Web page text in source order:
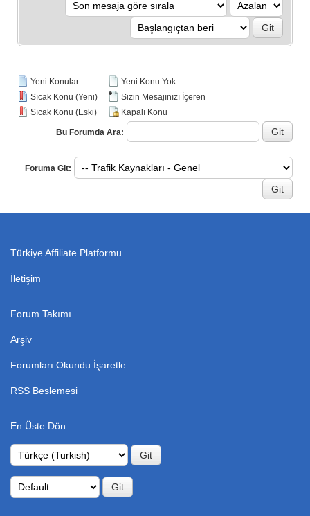
Yeni Konular
Sıcak Konu (Yeni)
Sıcak Konu (Eski)
Yeni Konu Yok
Sizin Mesajınızı İçeren
Kapalı Konu
Bu Forumda Ara:
Foruma Git:
Türkiye Affiliate Platformu
İletişim
Forum Takımı
Arşiv
Forumları Okundu İşaretle
RSS Beslemesi
En Üste Dön